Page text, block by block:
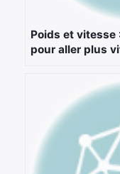
Poids et vitesse
pour aller plus